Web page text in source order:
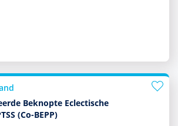
Beknopte Eclectische
(Co-BEPP)